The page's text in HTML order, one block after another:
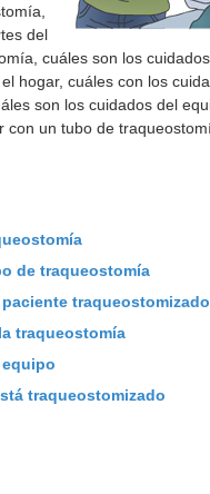
del
cuáles son los
hogar, cuáles con los
son los cuidados del
con un tubo de
de traqueostomía
traqueostomía
traqueostomizado